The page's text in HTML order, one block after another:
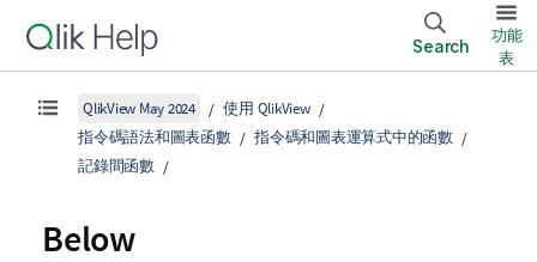
Search
功能
表
QlikView May 2024
使用 QlikView
指令碼語法和圖表函數
指令碼和圖表運算式中的函數
記錄間函數
Below